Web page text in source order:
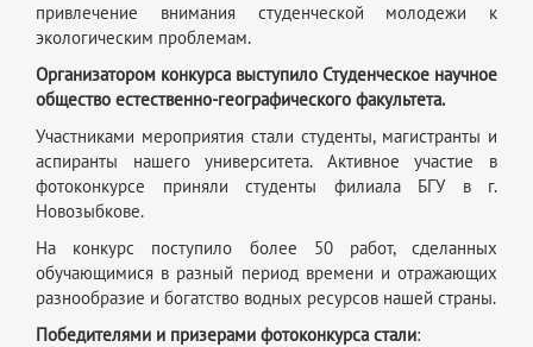
привлечение внимания студенческой молодежи к
экологическим проблемам.
Организатором конкурса выступило Студенческое научное
общество естественно-географического факультета.
Участниками мероприятия стали студенты, магистранты и
аспиранты нашего университета. Активное участие в
фотоконкурсе приняли студенты филиала БГУ в г.
Новозыбкове.
На конкурс поступило более 50 работ, сделанных
обучающимися в разный период времени и отражающих
разнообразие и богатство водных ресурсов нашей страны.
Победителями и призерами фотоконкурса стали: